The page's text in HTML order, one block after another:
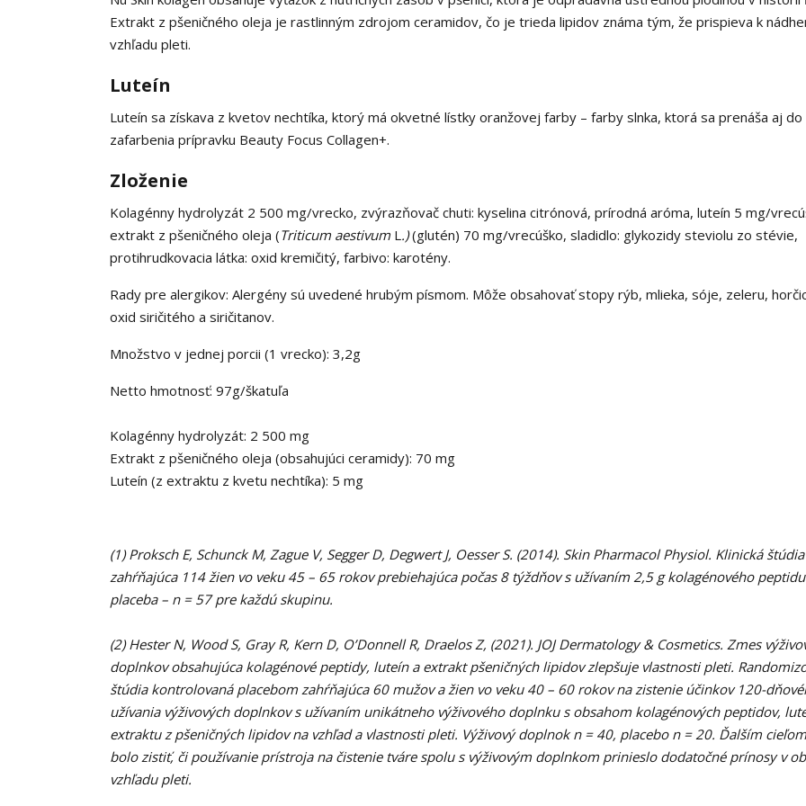
Extrakt z pšeničného oleja je rastlinným zdrojom ceramidov, čo je trieda lipidov známa tým, že prispieva k
vzhľadu pleti.
Luteín
Luteín sa získava z kvetov nechtíka, ktorý má okvetné lístky oranžovej farby – farby slnka, ktorá sa prenáša aj do
zafarbenia prípravku Beauty Focus Collagen+.
Zloženie
Kolagénny hydrolyzát 2 500 mg/vrecko, zvýrazňovač chuti: kyselina citrónová, prírodná aróma, luteín 5 mg/
extrakt z pšeničného oleja (Triticum aestivumL .)(glutén) 70 mg/vrecúško, sladidlo: glykozidy steviolu zo stévie,
protihrudkovacia látka: oxid kremičitý, farbivo: karotény.
Rady pre alergikov: Alergény sú uvedené hrubým písmom. Môže obsahovať stopy rýb, mlieka, sóje, zeleru,
oxid siričitého a siričitanov.
Množstvo v jednej porcii (1 vrecko): 3,2g
Netto hmotnosť: 97g/škatuľa
Kolagénny hydrolyzát: 2 500 mg
Extrakt z pšeničného oleja (obsahujúci ceramidy): 70 mg
Luteín (z extraktu z kvetu nechtíka): 5 mg
(1) Proksch E, Schunck M, Zague V, Segger D, Degwert J, Oesser S. (2014). Skin Pharmacol Physiol. Klinická štúdia
zahŕňajúca 114 žien vo veku 45 – 65 rokov prebiehajúca počas 8 týždňov s užívaním 2,5 g kolagénového
placeba – n = 57 pre každú skupinu.
(2) Hester N, Wood S, Gray R, Kern D, O’Donnell R, Draelos Z, (2021). JOJ Dermatology & Cosmetics. Zmes
doplnkov obsahujúca kolagénové peptidy, luteín a extrakt pšeničných lipidov zlepšuje vlastnosti pleti.
štúdia kontrolovaná placebom zahŕňajúca 60 mužov a žien vo veku 40 – 60 rokov na zistenie účinkov 120-
užívania výživových doplnkov s užívaním unikátneho výživového doplnku s obsahom kolagénových peptidov,
extraktu z pšeničných lipidov na vzhľad a vlastnosti pleti. Výživový doplnok n = 40, placebo n = 20. Ďalším
bolo zistiť, či používanie prístroja na čistenie tváre spolu s výživovým doplnkom prinieslo dodatočné prínosy v
vzhľadu pleti.